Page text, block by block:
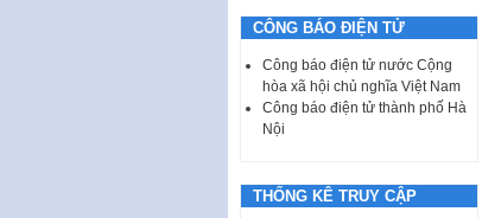
CÔNG BÁO ĐIỆN TỬ
Công báo điện tử nước Cộng
hòa xã hội chủ nghĩa Việt Nam
Công báo điện tử thành phố Hà
Nội
THỐNG KÊ TRUY CẬP